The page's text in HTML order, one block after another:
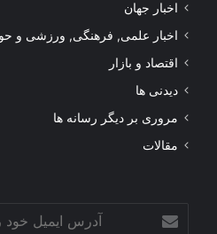
اخبار جهان
اخبار علمی, فرهنگی, ورزشی و
اقتصاد و بازار
دیدنی ها
مروری بر دیگر رسانه ها
مقالات
ایمیل